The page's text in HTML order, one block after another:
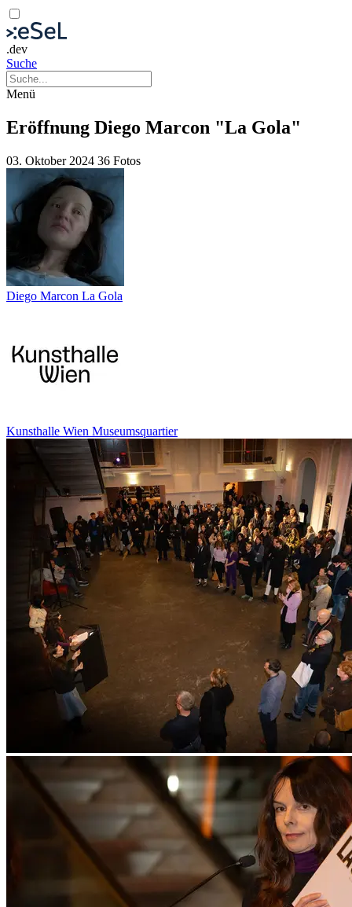
.dev
Suche
Menü
Eröffnung Diego Marcon "La Gola"
03. Oktober 2024 36 Fotos
Diego Marcon La Gola
Kunsthalle Wien Museumsquartier